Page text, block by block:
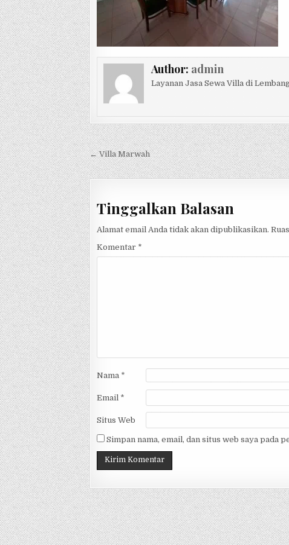
Author: admin
Layanan Jasa Sewa Villa di
Navigasi pos
← Villa Marwah
Tinggalkan Balasan
Alamat email Anda tidak akan dipublikasikan.
Komentar *
Nama *
Email *
Situs Web
Simpan nama, email, dan situs web saya